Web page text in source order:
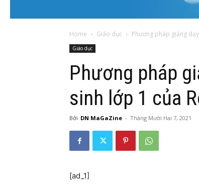
Home Giáo dục Phương pháp giảng
Giáo dục
Phương pháp
sinh lớp 1 của
Bởi DN MaGaZine - Tháng Mười Hai 7, 2021
[ad_1]